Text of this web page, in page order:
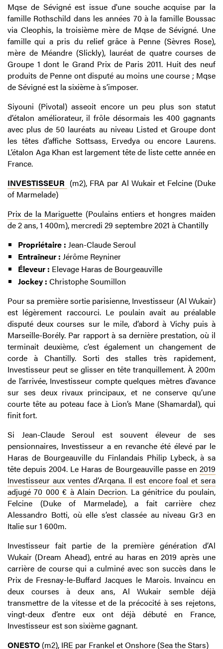
Mqse de Sévigné est issue d'une souche acquise par la
famille Rothschild dans les années 70 à la famille Boussac
via Cleophis, la troisième mère de Mqse de Sévigné. Une
famille qui a pris du relief grâce à Penne (Sèvres Rose),
mère de Méandre (Slickly), lauréat de quatre courses de
Groupe 1 dont le Grand Prix de Paris 2011. Huit des neuf
produits de Penne ont disputé au moins une course ; Mqse
de Sévigné est la sixième à s’imposer.
Siyouni (Pivotal) asseoit encore un peu plus son statut
d’étalon améliorateur, il frôle désormais les 400 gagnants
avec plus de 50 lauréats au niveau Listed et Groupe dont
les têtes d’affiche Sottsass, Ervedya ou encore Laurens.
L’étalon Aga Khan est largement tête de liste cette année en
France.
INVESTISSEUR (m2), FRA par Al Wukair et Felcine (Duke
of Marmelade)
Prix de la Mariguette (Poulains entiers et hongres maiden
de 2 ans, 1 400m), mercredi 29 septembre 2021 à Chantilly
Propriétaire : Jean-Claude Seroul
Entraîneur : Jérôme Reyniner
Éleveur : Elevage Haras de Bourgeauville
Jockey : Christophe Soumillon
Pour sa première sortie parisienne, Investisseur (Al Wukair)
est légèrement raccourci. Le poulain avait au préalable
disputé deux courses sur le mile, d’abord à Vichy puis à
Marseille-Borély. Par rapport à sa dernière prestation, où il
terminait deuxième, c’est également un changement de
corde à Chantilly. Sorti des stalles très rapidement,
Investisseur peut se glisser en tête tranquillement. À 200m
de l’arrivée, Investisseur compte quelques mètres d’avance
sur ses deux rivaux principaux, et ne conserve qu’une
courte tête au poteau face à Lion’s Mane (Shamardal), qui
finit fort.
Si Jean-Claude Seroul est souvent éleveur de ses
pensionnaires, Investisseur a en revanche été élevé par le
Haras de Bourgeauville du Finlandais Philip Lybeck, à sa
tête depuis 2004. Le Haras de Bourgeauville passe en 2019
Investisseur aux ventes d’Arqana. Il est encore foal et sera
adjugé 70 000 € à Alain Decrion. La génitrice du poulain,
Felcine (Duke of Marmelade), a fait carrière chez
Alessandro Botti, où elle s’est classée au niveau Gr3 en
Italie sur 1 600m.
Investisseur fait partie de la première génération d’Al
Wukair (Dream Ahead), entré au haras en 2019 après une
carrière de course qui a culminé avec son succès dans le
Prix de Fresnay-le-Buffard Jacques le Marois. Invaincu en
deux courses à deux ans, Al Wukair semble déjà
transmettre de la vitesse et de la précocité à ses rejetons,
vingt-deux d’entre eux ont déjà débuté en France,
Investisseur est son sixième gagnant.
ONESTO (m2), IRE par Frankel et Onshore (Sea the Stars)